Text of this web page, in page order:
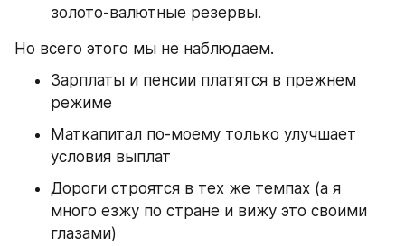
золото-валютные резервы.
Но всего этого мы не наблюдаем.
Зарплаты и пенсии платятся в прежнем
режиме
Маткапитал по-моему только улучшает
условия выплат
Дороги строятся в тех же темпах (а я
много езжу по стране и вижу это своими
глазами)